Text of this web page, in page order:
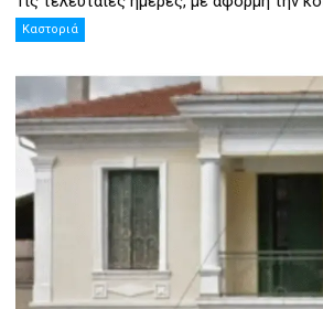
Καστοριά